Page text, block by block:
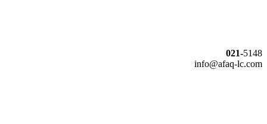
021-5148
info@afaq-lc.com